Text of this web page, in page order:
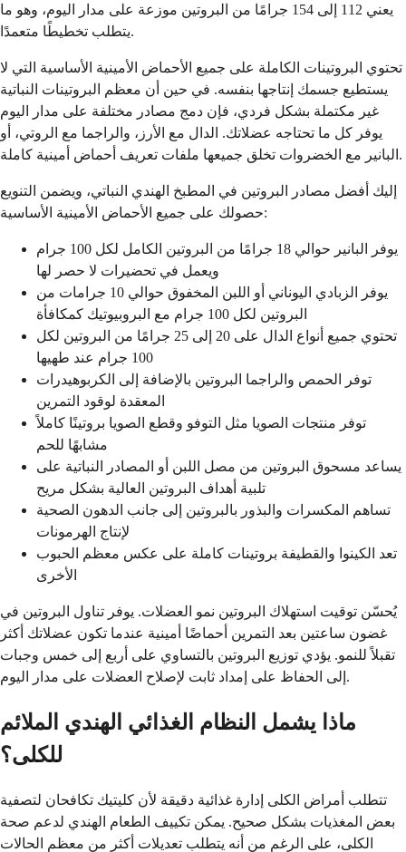
يعني 112 إلى 154 جرامًا من البروتين موزعة على مدار اليوم، وهو ما
يتطلب تخطيطًا متعمدًا.
تحتوي البروتينات الكاملة على جميع الأحماض الأمينية الأساسية التي لا
يستطيع جسمك إنتاجها بنفسه. في حين أن معظم البروتينات النباتية
غير مكتملة بشكل فردي، فإن دمج مصادر مختلفة على مدار اليوم
يوفر كل ما تحتاجه عضلاتك. الدال مع الأرز، والراجما مع الروتي، أو
البانير مع الخضروات تخلق جميعها ملفات تعريف أحماض أمينية كاملة.
إليك أفضل مصادر البروتين في المطبخ الهندي النباتي، ويضمن التنويع
حصولك على جميع الأحماض الأمينية الأساسية:
يوفر البانير حوالي 18 جرامًا من البروتين الكامل لكل 100 جرام
ويعمل في تحضيرات لا حصر لها
يوفر الزبادي اليوناني أو اللبن المخفوق حوالي 10 جرامات من
البروتين لكل 100 جرام مع البروبيوتيك كمكافأة
تحتوي جميع أنواع الدال على 20 إلى 25 جرامًا من البروتين لكل
100 جرام عند طهيها
توفر الحمص والراجما البروتين بالإضافة إلى الكربوهيدرات
المعقدة لوقود التمرين
توفر منتجات الصويا مثل التوفو وقطع الصويا بروتينًا كاملاً
مشابهًا للحم
يساعد مسحوق البروتين من مصل اللبن أو المصادر النباتية على
تلبية أهداف البروتين العالية بشكل مريح
تساهم المكسرات والبذور بالبروتين إلى جانب الدهون الصحية
لإنتاج الهرمونات
تعد الكينوا والقطيفة بروتينات كاملة على عكس معظم الحبوب
الأخرى
يُحسّن توقيت استهلاك البروتين نمو العضلات. يوفر تناول البروتين في
غضون ساعتين بعد التمرين أحماضًا أمينية عندما تكون عضلاتك أكثر
تقبلاً للنمو. يؤدي توزيع البروتين بالتساوي على أربع إلى خمس وجبات
إلى الحفاظ على إمداد ثابت لإصلاح العضلات على مدار اليوم.
ماذا يشمل النظام الغذائي الهندي الملائم
للكلى؟
تتطلب أمراض الكلى إدارة غذائية دقيقة لأن كليتيك تكافحان لتصفية
بعض المغذيات بشكل صحيح. يمكن تكييف الطعام الهندي لدعم صحة
الكلى، على الرغم من أنه يتطلب تعديلات أكثر من معظم الحالات